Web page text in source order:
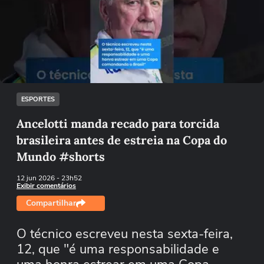
Não foi possível reproduzir o vídeo
Tentar novamente
ESPORTES
Ancelotti manda recado para torcida
brasileira antes de estreia na Copa do
Mundo #shorts
12 jun 2026- 23h52
Exibir comentários
Compartilhar
O técnico escreveu nesta sexta-feira,
12, que "é uma responsabilidade e